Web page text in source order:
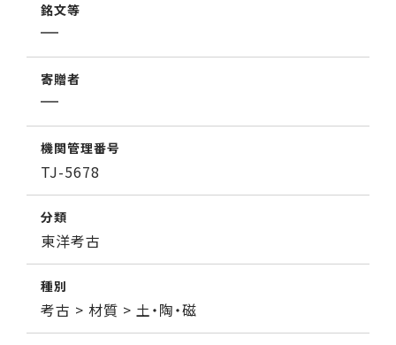
銘文等
寄贈者
機関管理番号
TJ-5678
分類
東洋考古
種別
考古 > 材質 > 土・陶・磁